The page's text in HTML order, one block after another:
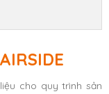
cho quy trình sản